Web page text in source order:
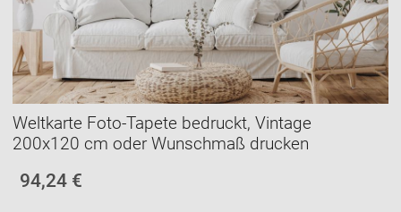
Weltkarte Foto-Tapete bedruckt, Vintage
200x120 cm oder Wunschmaß drucken
94,24 €